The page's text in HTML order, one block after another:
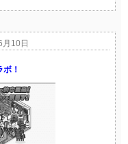
10日
ボ！